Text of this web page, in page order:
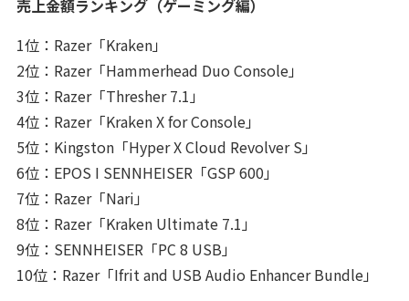
売上金額ランキング（ゲーミング編）
1位：Razer「Kraken」
2位：Razer「Hammerhead Duo Console」
3位：Razer「Thresher 7.1」
4位：Razer「Kraken X for Console」
5位：Kingston「Hyper X Cloud Revolver S」
6位：EPOS I SENNHEISER「GSP 600」
7位：Razer「Nari」
8位：Razer「Kraken Ultimate 7.1」
9位：SENNHEISER「PC 8 USB」
10位：Razer「Ifrit and USB Audio Enhancer Bundle」